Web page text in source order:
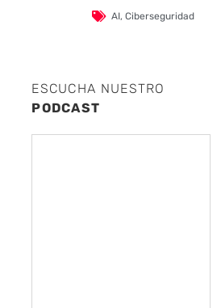
AI, Ciberseguridad
ESCUCHA NUESTRO
PODCAST